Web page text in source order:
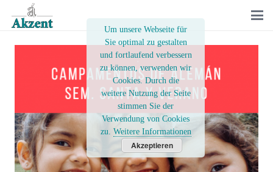
Um unsere Webseite für
Sie optimal zu gestalten
und fortlaufend verbessern
zu können, verwenden wir
Cookies. Durch die
weitere Nutzung der Seite
stimmen Sie der
Verwendung von Cookies
zu. Weitere Informationen
Akzeptieren